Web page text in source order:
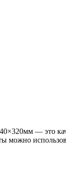
— это
можно